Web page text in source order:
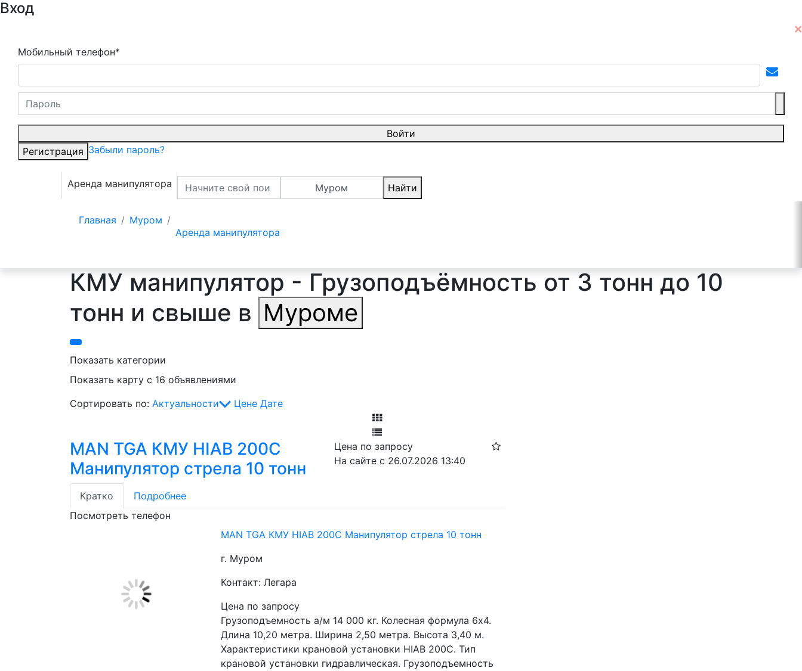
Вход
Мобильный телефон*
Войти
Регистрация Забыли пароль?
Аренда манипулятора Муром Найти
Главная
Муром
Аренда манипулятора
КМУ манипулятор - Грузоподъёмность от 3 тонн до 10
тонн и свыше в Муроме
Показать категории
Показать карту с 16 объявлениями
Сортировать по: Актуальности Цене Дате
MAN TGA КМУ HIAB 200C
Манипулятор стрела 10 тонн
Цена по запросу
На сайте с 26.07.2026 13:40
Кратко
Подробнее
Посмотреть телефон
MAN TGA КМУ HIAB 200C Манипулятор стрела 10 тонн
г. Муром
Контакт: Легара
Цена по запросу
Грузоподъемность а/м 14 000 кг. Колесная формула 6х4.
Длина 10,20 метра. Ширина 2,50 метра. Высота 3,40 м.
Характеристики крановой установки HIAB 200C. Тип
крановой установки гидравлическая. Грузоподъемность